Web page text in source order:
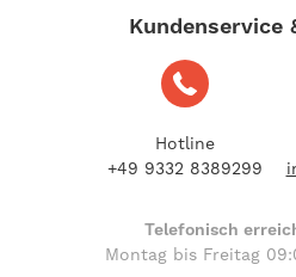
Kundenservice
Hotline
+49 9332 8389299
Telefonisch
Montag bis Freitag